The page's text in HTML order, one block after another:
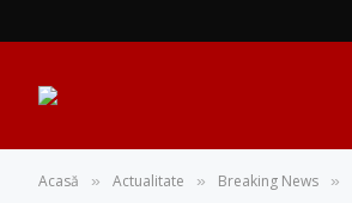
Acasă » Actualitate » Breaking News »